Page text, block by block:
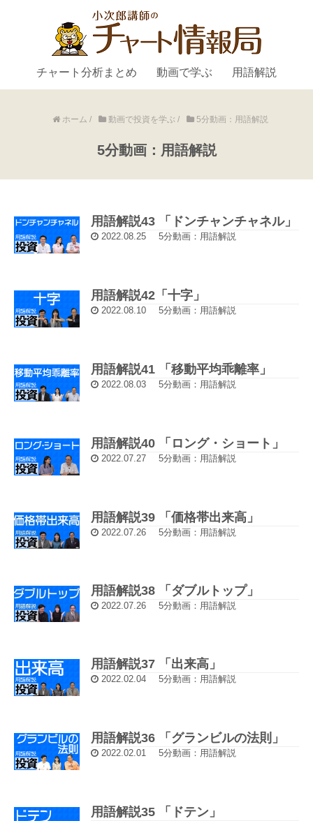
チャート分析まとめ 動画で学ぶ 用語解説
ホーム / 動画で投資を学ぶ / 5分動画：用語解説
5分動画：用語解説
用語解説43 「ドンチャンチャネル」
2022.08.25 5分動画：用語解説
用語解説42「十字」
2022.08.10 5分動画：用語解説
用語解説41 「移動平均乖離率」
2022.08.03 5分動画：用語解説
用語解説40 「ロング・ショート」
2022.07.27 5分動画：用語解説
用語解説39 「価格帯出来高」
2022.07.26 5分動画：用語解説
用語解説38 「ダブルトップ」
2022.07.26 5分動画：用語解説
用語解説37 「出来高」
2022.02.04 5分動画：用語解説
用語解説36 「グランビルの法則」
2022.02.01 5分動画：用語解説
用語解説35 「ドテン」